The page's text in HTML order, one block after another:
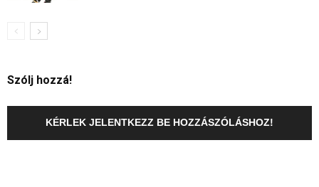
Szólj hozzá!
KÉRLEK JELENTKEZZ BE HOZZÁSZÓLÁSHOZ!